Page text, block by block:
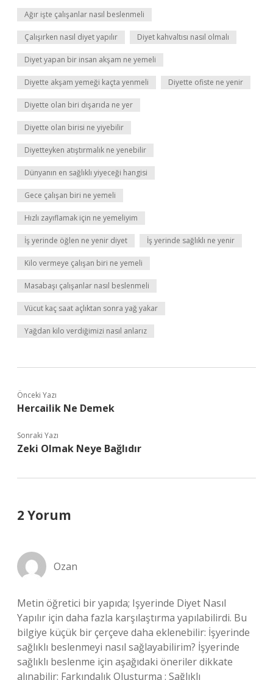
Ağır işte çalışanlar nasıl beslenmeli
Çalışırken nasıl diyet yapılır Diyet kahvaltısı nasıl olmalı
Diyet yapan bir insan akşam ne yemeli
Diyette akşam yemeği kaçta yenmeli Diyette ofiste ne yenir
Diyette olan biri dışarıda ne yer
Diyette olan birisi ne yiyebilir
Diyetteyken atıştırmalık ne yenebilir
Dünyanın en sağlıklı yiyeceği hangisi
Gece çalışan biri ne yemeli
Hızlı zayıflamak için ne yemeliyim
İş yerinde öğlen ne yenir diyet İş yerinde sağlıklı ne yenir
Kilo vermeye çalışan biri ne yemeli
Masabaşı çalışanlar nasıl beslenmeli
Vücut kaç saat açlıktan sonra yağ yakar
Yağdan kilo verdiğimizi nasıl anlarız
Önceki Yazı
Hercailik Ne Demek
Sonraki Yazı
Zeki Olmak Neye Bağlıdır
2 Yorum
Ozan
Metin öğretici bir yapıda; Işyerinde Diyet Nasıl
Yapılır için daha fazla karşılaştırma yapılabilirdi. Bu
bilgiye küçük bir çerçeve daha eklenebilir: İşyerinde
sağlıklı beslenmeyi nasıl sağlayabilirim? İşyerinde
sağlıklı beslenme için aşağıdaki öneriler dikkate
alınabilir: Farkındalık Oluşturma : Sağlıklı